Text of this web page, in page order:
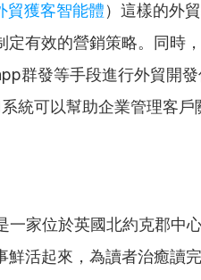
貿獲客智能體）這樣的外
有效的營銷策略。同時
群發等手段進行外貿開
統可以幫助企業管理客戶
一家位於英國北約克郡中
活起來，為讀者治癒讀